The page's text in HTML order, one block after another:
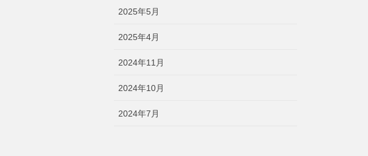
2025年5月
2025年4月
2024年11月
2024年10月
2024年7月